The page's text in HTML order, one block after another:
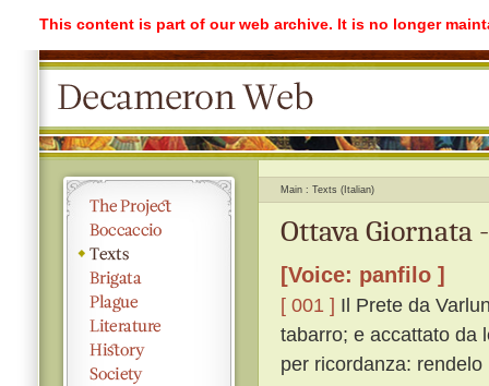
This content is part of our web archive. It is no longer
Main Texts (Italian)
Ottava Giornata
[Voice: panfilo ]
[ 001 ] Il Prete da
tabarro; e accattato da
per ricordanza: